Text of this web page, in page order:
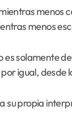
menos
menos
solamente
igual, desde
su propia